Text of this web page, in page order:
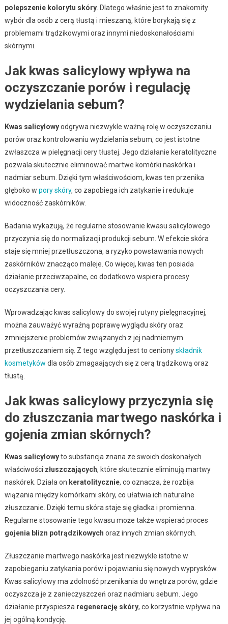
polepszenie kolorytu skóry. Dlatego właśnie jest to znakomity
wybór dla osób z cerą tłustą i mieszaną, które borykają się z
problemami trądzikowymi oraz innymi niedoskonałościami
skórnymi.
Jak kwas salicylowy wpływa na
oczyszczanie porów i regulację
wydzielania sebum?
Kwas salicylowyodgrywa niezwykle ważną rolę w oczyszczaniu
porów oraz kontrolowaniu wydzielania sebum, co jest istotne
zwłaszcza w pielęgnacji cery tłustej. Jego działanie keratolityczne
pozwala skutecznie eliminować martwe komórki naskórka i
nadmiar sebum. Dzięki tym właściwościom, kwas ten przenika
głęboko w pory skóry, co zapobiega ich zatykanie i redukuje
widoczność zaskórników.
Badania wykazują, że regularne stosowanie kwasu salicylowego
przyczynia się do normalizacji produkcji sebum. W efekcie skóra
staje się mniej przetłuszczona, a ryzyko powstawania nowych
zaskórników znacząco maleje. Co więcej, kwas ten posiada
działanie przeciwzapalne, co dodatkowo wspiera procesy
oczyszczania cery.
Wprowadzając kwas salicylowy do swojej rutyny pielęgnacyjnej,
można zauważyć wyraźną poprawę wyglądu skóry oraz
zmniejszenie problemów związanych z jej nadmiernym
przetłuszczaniem się. Z tego względu jest to cenionyskładnik
kosmetyków dla osób zmagaających się z cerą trądzikową oraz
tłustą.
Jak kwas salicylowy przyczynia się
do złuszczania martwego naskórka i
gojenia zmian skórnych?
Kwas salicylowyto substancja znana ze swoich doskonałych
właściwości złuszczających, które skutecznie eliminują martwy
naskórek. Działa on keratolitycznie, co oznacza, że rozbija
wiązania między komórkami skóry, co ułatwia ich naturalne
złuszczanie. Dzięki temu skóra staje się gładka i promienna.
Regularne stosowanie tego kwasu może także wspierać proces
gojenia blizn potrądzikowych oraz innych zmian skórnych.
Złuszczanie martwego naskórka jest niezwykle istotne w
zapobieganiu zatykania porów i pojawianiu się nowych wyprysków.
Kwas salicylowy ma zdolność przenikania do wnętrza porów, gdzie
oczyszcza je z zanieczyszczeń oraz nadmiaru sebum. Jego
działanie przyspiesza regenerację skóry, co korzystnie wpływa na
jej ogólną kondycję.